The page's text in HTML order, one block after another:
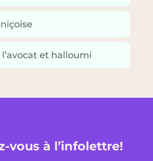
l’avocat et halloumi
vous à l’infolettre!